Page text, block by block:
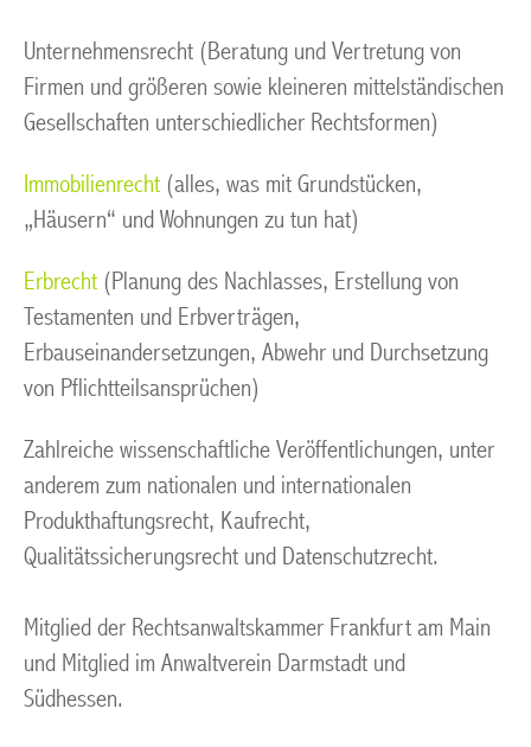
Unternehmensrecht (Beratung und Vertretung von
Firmen und größeren sowie kleineren mittelständischen
Gesellschaften unterschiedlicher Rechtsformen)
Immobilienrecht (alles, was mit Grundstücken,
„Häusern“ und Wohnungen zu tun hat)
Erbrecht (Planung des Nachlasses, Erstellung von
Testamenten und Erbverträgen,
Erbauseinandersetzungen, Abwehr und Durchsetzung
von Pflichtteilsansprüchen)
Zahlreiche wissenschaftliche Veröffentlichungen, unter
anderem zum nationalen und internationalen
Produkthaftungsrecht, Kaufrecht,
Qualitätssicherungsrecht und Datenschutzrecht.
Mitglied der Rechtsanwaltskammer Frankfurt am Main
und Mitglied im Anwaltverein Darmstadt und
Südhessen.